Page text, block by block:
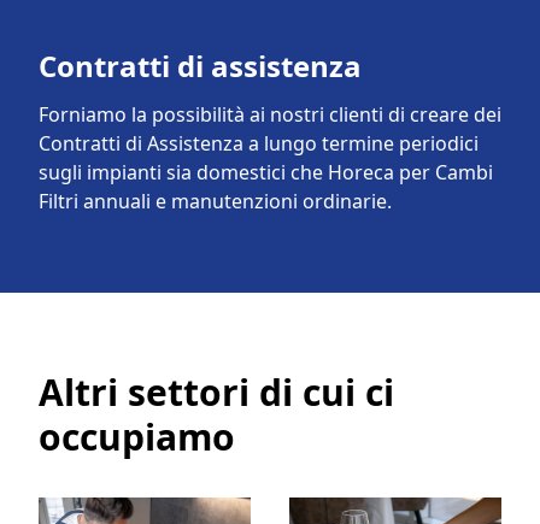
Contratti di assistenza
Forniamo la possibilità ai nostri clienti di creare dei
Contratti di Assistenza a lungo termine periodici
sugli impianti sia domestici che Horeca per Cambi
Filtri annuali e manutenzioni ordinarie.
Altri settori di cui ci
occupiamo